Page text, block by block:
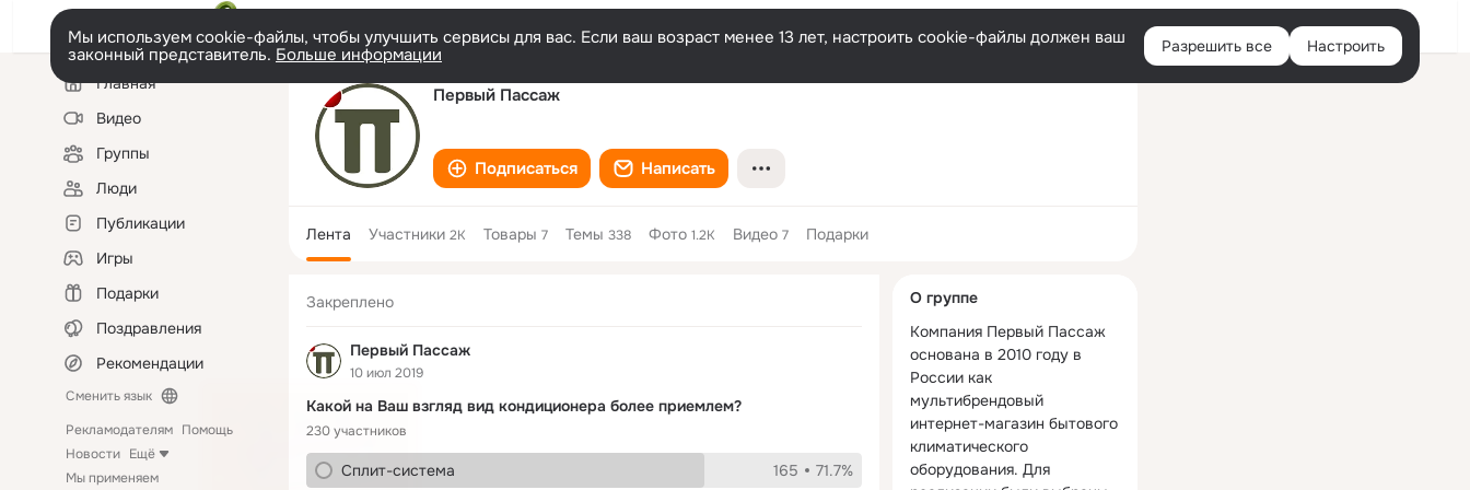
Войти
Мы используем cookie-файлы, чтобы улучшить сервисы для вас. Если ваш возраст менее 13 лет, настроить cookie-файлы должен ваш
законный представитель. Больше информации Разрешить все Настроить
Левая
колонкаГлавная
Видео
Группы
Люди
Публикации
Игры
Подарки
Поздравления
Рекомендации
Сменить язык
Рекламодателям Помощь
Новости Ещё
Мы применяем
Первый Пассаж
Подписаться Написать
Лента Участники 2K Товары 7 Темы 338 Фото 1.2K Видео 7 Подарки
Закреплено
Первый Пассаж
10 июл 2019
Какой на Ваш взгляд вид кондиционера более приемлем?
230 участников
Сплит-система 165 71.7%
колонка
О группе
Компания Первый Пассаж
основана в 2010 году в
России как
мультибрендовый
интернет-магазин бытового
климатического
оборудования. Для